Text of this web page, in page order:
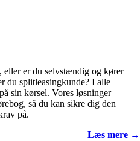
er du selvstændig og kører
du splitleasingkunde? I alle
sin kørsel. Vores løsninger
så du kan sikre dig den
på.
Læs mere →